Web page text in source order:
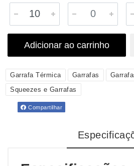
Adicionar ao carrinho
Garrafa Térmica Garrafas
Squeezes e Garrafas
Compartilhar